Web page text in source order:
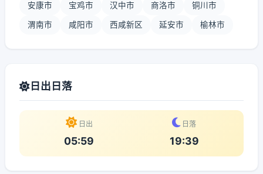
安康市 宝鸡市 汉中市 商洛市 铜川市
渭南市 咸阳市 西咸新区 延安市 榆林市
日出日落
日出
05:59
日落
19:39